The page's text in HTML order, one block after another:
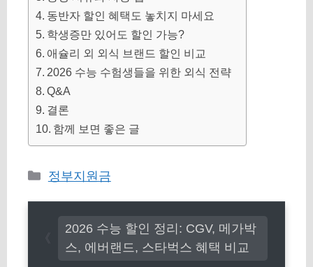
동반자 할인 혜택도 놓치지 마세요
학생증만 있어도 할인 가능?
애슐리 외 외식 브랜드 할인 비교
2026 수능 수험생들을 위한 외식 전략
Q&A
결론
함께 보면 좋은 글
카
정부지원금
2026 수능 할인 정리: CGV, 메가박
스, 에버랜드, 스타벅스 혜택 비교